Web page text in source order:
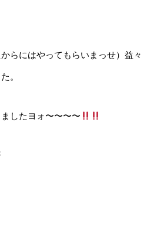
らにはやってもらいまっせ）益々
。
したヨォ〜〜〜〜